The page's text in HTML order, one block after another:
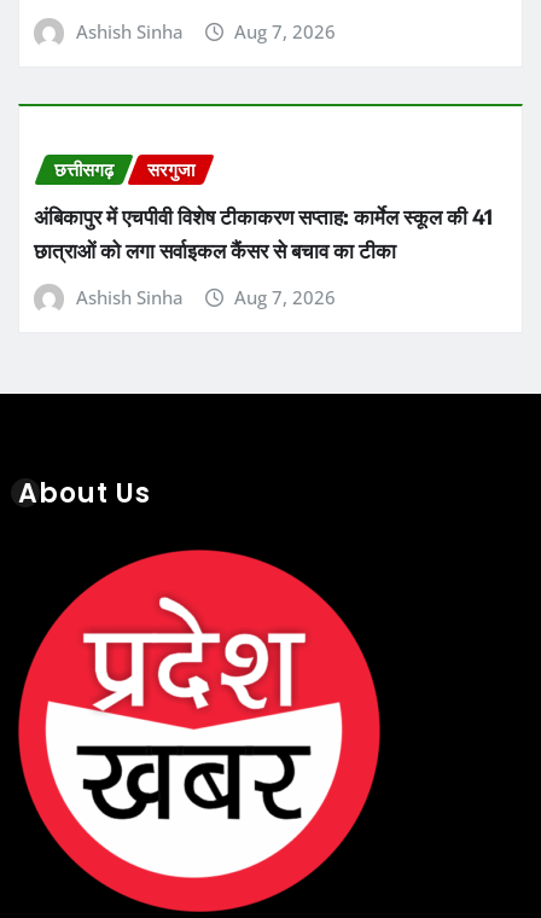
अंबिकापुर में एचपीवी विशेष टीकाकरण सप्ताह: कार्मेल स्कूल की 41
Ashish Sinha Aug 7, 2026
About Us
About Us
Recent Posts